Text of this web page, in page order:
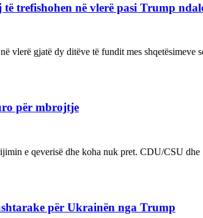
trefishohen në vlerë pasi Trump
vlerë gjatë dy ditëve të fundit mes shqetësimeve
për mbrojtje
e qeverisë dhe koha nuk pret. CDU/CSU
për Ukrainën nga Trump